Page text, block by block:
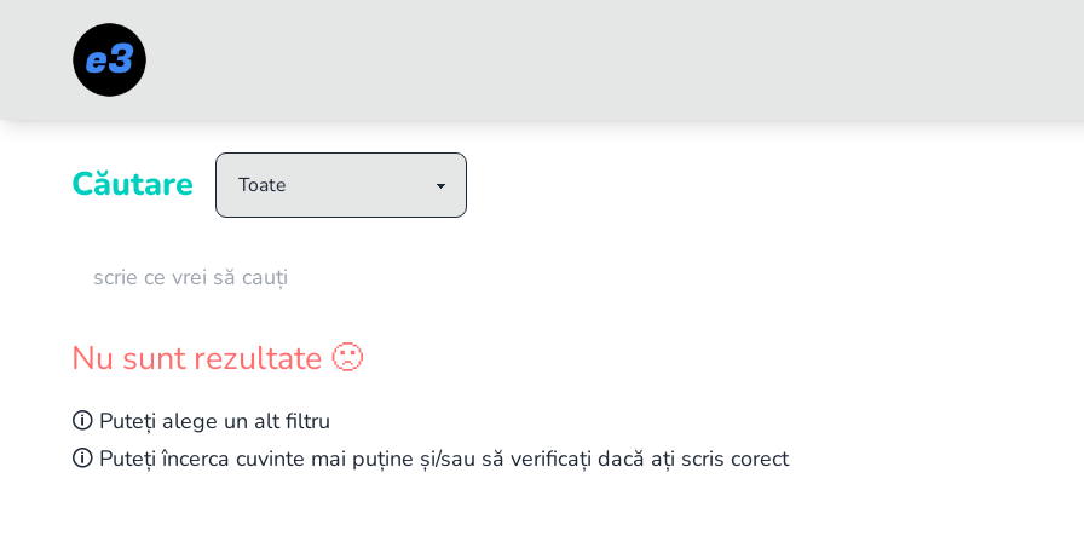
Căutare
Nu sunt rezultate 🙁
🛈 Puteți alege un alt filtru
🛈 Puteți încerca cuvinte mai puține și/sau să verificați dacă ați scris corect